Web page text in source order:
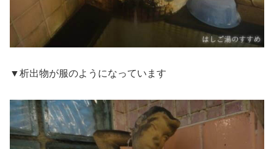
▼析出物が服のようになっています